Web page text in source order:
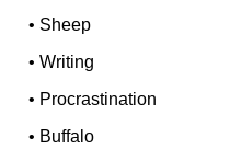
• Sheep
•Writing
• Procrastination
• Buffalo